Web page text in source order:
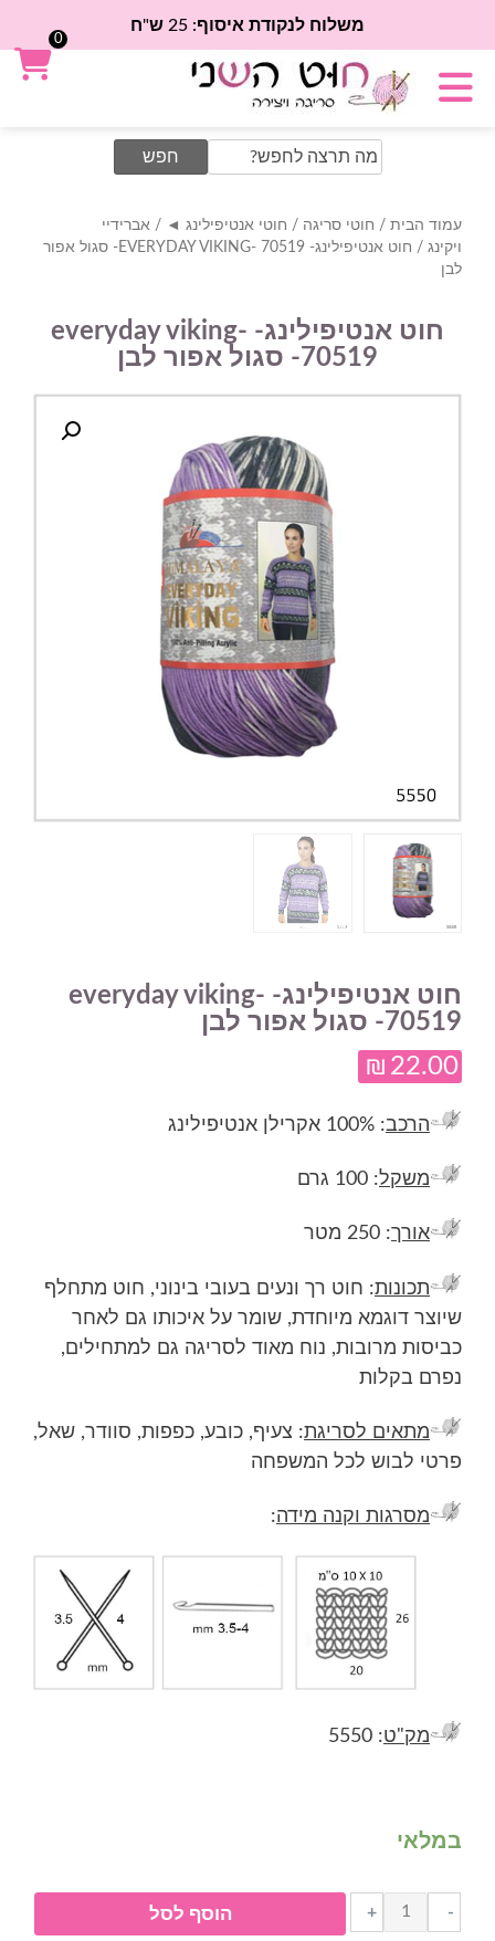
משלוח לנקודת איסוף: 25 ש"ח
Search
for:
עמוד הבית / חוטי סריגה / חוטי אנטיפילינג ◄ / אברידיי
ויקינג
/ חוט אנטיפילינג- EVERYDAY VIKING- 70519- סגול אפור
לבן
חוט אנטיפילינג- everyday viking-
70519- סגול אפור לבן
חוט אנטיפילינג- everyday viking-
70519- סגול אפור לבן
₪ 22.00
הרכב: 100% אקרילן אנטיפילינג
משקל: 100 גרם
אורך: 250 מטר
תכונות: חוט רך ונעים בעובי בינוני, חוט מתחלף
שיוצר דוגמא מיוחדת, שומר על איכותו גם לאחר
כביסות מרובות, נוח מאוד לסריגה גם למתחילים,
נפרם בקלות
מתאים לסריגת: צעיף, כובע, כפפות, סוודר, שאל,
פרטי לבוש לכל המשפחה
מסרגות וקנה מידה:
מק"ט: 5550
במלאי
-
כמות
של
+ הוסף לסל
0